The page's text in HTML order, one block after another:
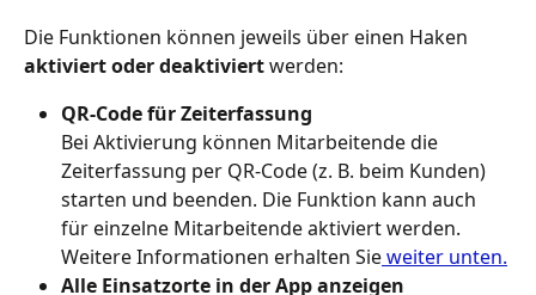
Die Funktionen können jeweils über einen Haken
aktiviert oder deaktiviert werden:
QR-Code für Zeiterfassung
Bei Aktivierung können Mitarbeitende die
Zeiterfassung per QR-Code (z. B. beim Kunden)
starten und beenden. Die Funktion kann auch
für einzelne Mitarbeitende aktiviert werden.
Weitere Informationen erhalten Sie weiter unten.
Alle Einsatzorte in der App anzeigen